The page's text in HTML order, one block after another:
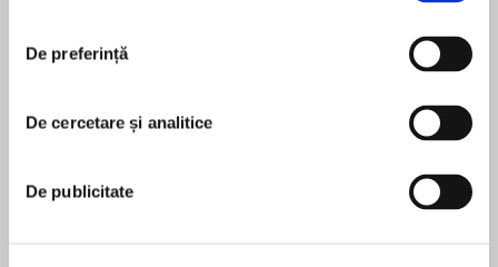
De preferință
De cercetare și analitice
De publicitate
Cartea este structurată în jurul ideii că seducția
nu este doar despre atracție fizică, ci și despre
dorință și să influențezi deciziile celor din jur.
literatură și politică, arătând cum oamenii de-a
lungul timpului au folosit tehnici subtile pentru a
În acest moment nu există recenzii
Robert Greene